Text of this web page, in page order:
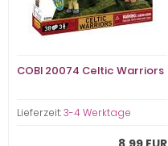
COBI 20074 Celtic Warriors
Lieferzeit:3-4 Werktage